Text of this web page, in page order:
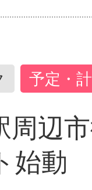
予定・
辺
始動